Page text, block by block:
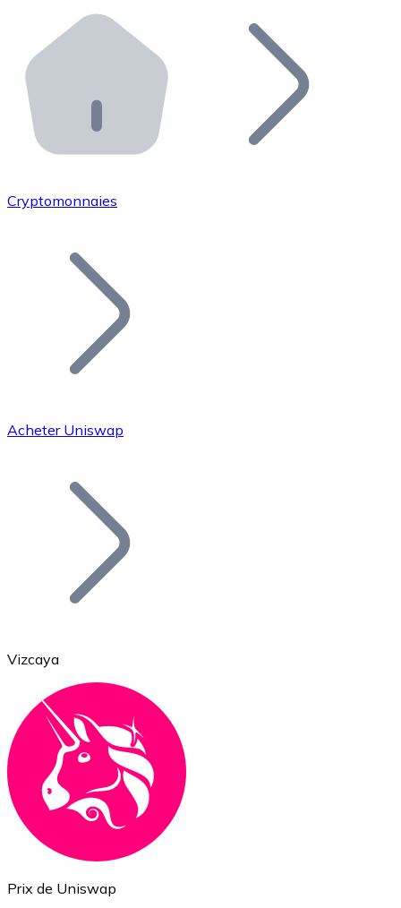
Distributeurs automatiques Bitnovo
Intégrez un ATM Bitnovo dans votre entreprise et
API Bitnovo
Intégrez notre API dans votre écosystème.
Rejoignez notre réseau de distributeurs et
Ajoutez le token de votre projet à notre service
Bitcoin
Ethereum
ETH
Cryptomonnaies
Acheter Uniswap
Vizcaya
Prix de Uniswap